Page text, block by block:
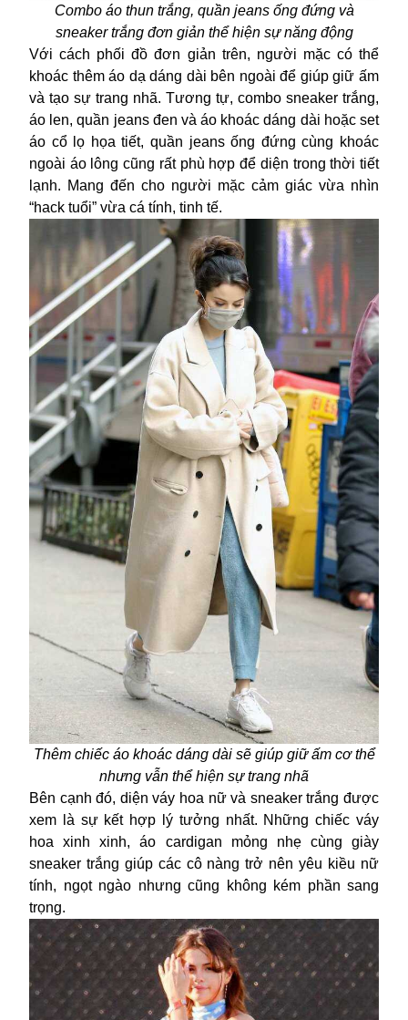
Combo áo thun trắng, quần jeans ống đứng và
sneaker trắng đơn giản thể hiện sự năng động
Với cách phối đồ đơn giản trên, người mặc có thể
khoác thêm áo dạ dáng dài bên ngoài để giúp giữ ấm
và tạo sự trang nhã. Tương tự, combo sneaker trắng,
áo len, quần jeans đen và áo khoác dáng dài hoặc set
áo cổ lọ họa tiết, quần jeans ống đứng cùng khoác
ngoài áo lông cũng rất phù hợp để diện trong thời tiết
lạnh. Mang đến cho người mặc cảm giác vừa nhìn
“hack tuổi” vừa cá tính, tinh tế.
Thêm chiếc áo khoác dáng dài sẽ giúp giữ ấm cơ thể
nhưng vẫn thể hiện sự trang nhã
Bên cạnh đó, diện váy hoa nữ và sneaker trắng được
xem là sự kết hợp lý tưởng nhất. Những chiếc váy
hoa xinh xinh, áo cardigan mỏng nhẹ cùng giày
sneaker trắng giúp các cô nàng trở nên yêu kiều nữ
tính, ngọt ngào nhưng cũng không kém phần sang
trọng.